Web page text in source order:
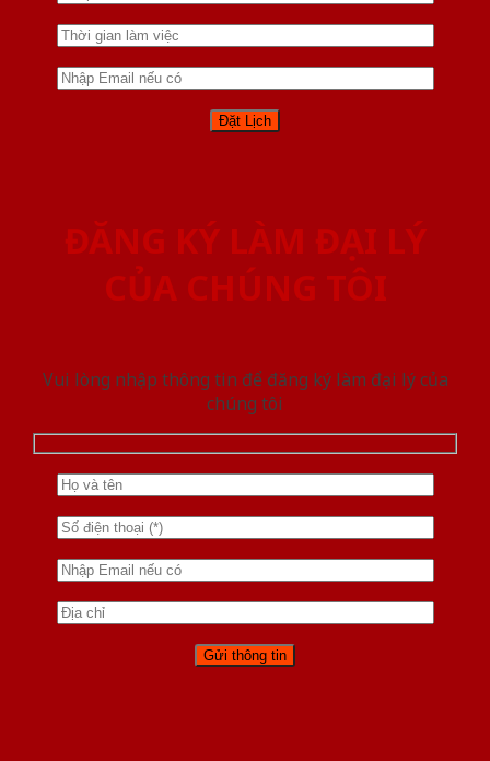
ĐĂNG KÝ LÀM ĐẠI LÝ
CỦA CHÚNG TÔI
Vui lòng nhập thông tin để đăng ký làm đại lý của
chúng tôi